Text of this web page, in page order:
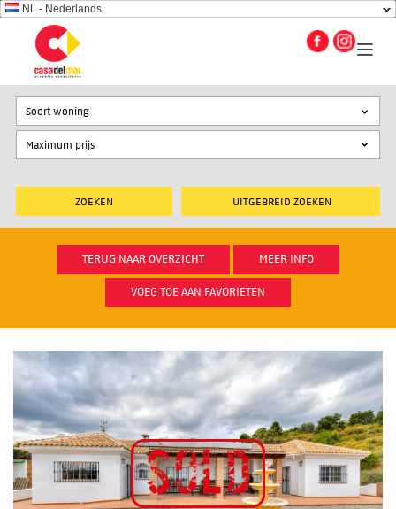
NL - Nederlands
UITGEBREID ZOEKEN
Soort woning
TERUG NAAR OVERZICHT MEER INFO
VOEG TOE AAN FAVORIETEN